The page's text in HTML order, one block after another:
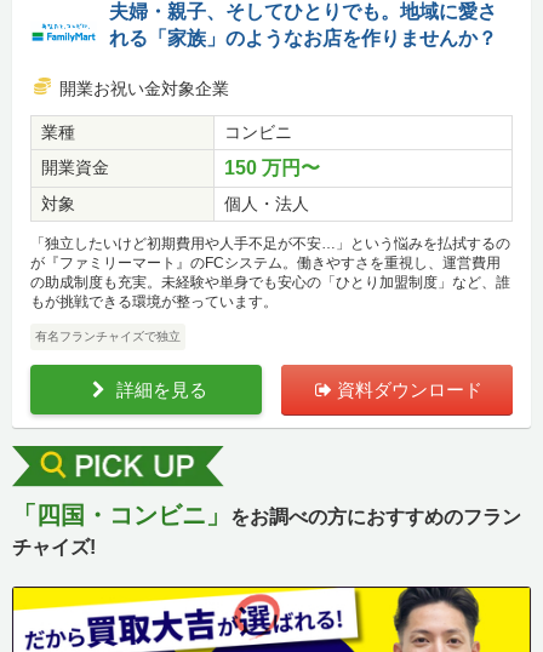
夫婦・親子、そしてひとりでも。地域に愛さ
れる「家族」のようなお店を作りませんか？
開業お祝い金対象企業
業種
コンビニ
開業資金
150 万円〜
対象 個人・法人
「独立したいけど初期費用や人手不足が不安…」という悩みを払拭するの
が『ファミリーマート』のFCシステム。働きやすさを重視し、運営費用
の助成制度も充実。未経験や単身でも安心の「ひとり加盟制度」など、誰
もが挑戦できる環境が整っています。
有名フランチャイズで独立
詳細を見る 資料ダウンロード
「四国・コンビニ」
をお調べの方におすすめのフラン
チャイズ!